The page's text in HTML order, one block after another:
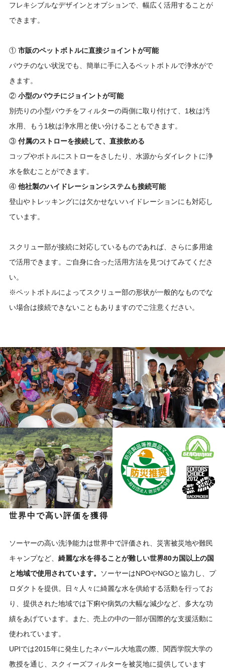
フレキシブルなデザインとオプションで、幅広く活用することが
できます。
① 市販のペットボトルに直接ジョイントが可能
パウチのない状況でも、簡単に手に入るペットボトルで浄水がで
きます。
② 小型のパウチにジョイントが可能
別売りの小型パウチをフィルターの両側に取り付けて、1枚は汚
水用、もう1枚は浄水用と使い分けることもできます。
③ 付属のストローを接続して、直接飲める
コップやボトルにストローをさしたり、水源からダイレクトに浄
水を飲むことができます。
④ 他社製のハイドレーションシステムも接続可能
登山やトレッキングには欠かせないハイドレーションにも対応し
ています。
スクリュー部が接続に対応しているものであれば、さらに多用途
で活用できます。ご自身に合った活用方法を見つけてみてくださ
い。
※ペットボトルによってスクリュー部の形状が一般的なものでな
い場合は接続できないこともありますのでご注意ください。
世界中で高い評価を獲得
ソーヤーの高い洗浄能力は世界中で評価され、災害被災地や難民
キャンプなど、 綺麗な水を得ることが難しい世界80カ国以上の国
と地域で使用されています。
ソーヤーはNPOやNGOと協力し、プ
ロダクトを提供。日々人々に綺麗な水を供給する活動を行ってお
り、提供された地域では下痢や病気の大幅な減少など、多大な功
績をあげています。また、売上の中の一部が国際的な支援活動に
使われています。
UPIでは2015年に発生したネパール大地震の際、関西学院大学の
教授を通じ、スクィーズフィルターを被災地に提供しています